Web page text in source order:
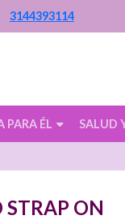
PARA ÉL SALUD
3144393114
STRAP ON